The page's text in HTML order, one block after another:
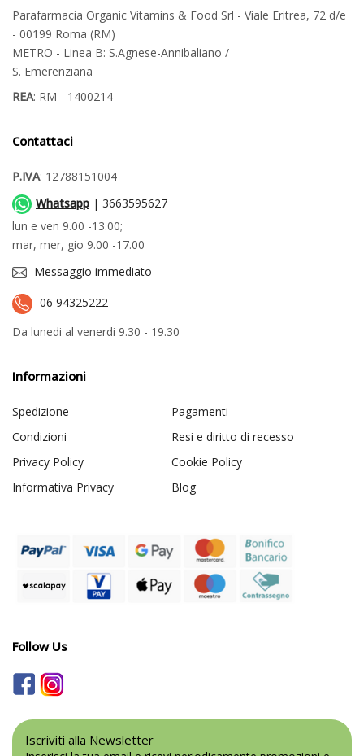
Parafarmacia Organic Vitamins & Food Srl - Viale Eritrea, 72 d/e
- 00199 Roma (RM)
METRO - Linea B: S.Agnese-Annibaliano /
S. Emerenziana
REA: RM - 1400214
Contattaci
P.IVA: 12788151004
Whatsapp | 3663595627
lun e ven 9.00 -13.00;
mar, mer, gio 9.00 -17.00
Messaggio immediato
06 94325222
Da lunedi al venerdi 9.30 - 19.30
Informazioni
Spedizione
Pagamenti
Condizioni
Resi e diritto di recesso
Privacy Policy
Cookie Policy
Informativa Privacy
Blog
Follow Us
Iscriviti alla Newsletter